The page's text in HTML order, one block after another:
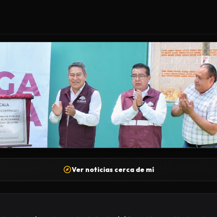
DE LA CANCHA BLAS «CHARRO» CARVAJAL,
Ver noticias cerca de mí